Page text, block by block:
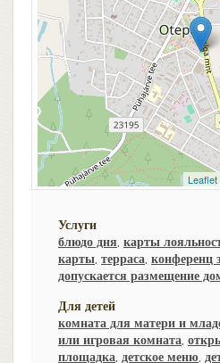
Leaflet
Услуги
блюдо дня, карты
карты, терраса, конференц
допускается размещение
Для детей
комната для матери и
или игровая комната,
площадка, детское меню,